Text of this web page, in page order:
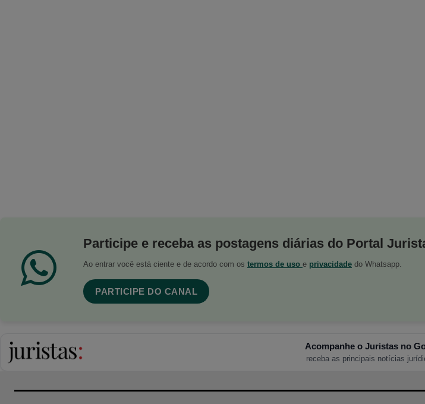
Participe e receba as postagens diárias do Portal
Ao entrar você está ciente e de acordo com os termos de uso e privacidade do Whatsapp.
PARTICIPE DO CANAL
Acompanhe o Juristas no
receba as principais notícias